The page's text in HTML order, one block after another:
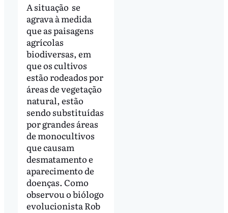
A situação se
agrava à medida
que as paisagens
agrícolas
biodiversas, em
que os cultivos
estão rodeados por
áreas de vegetação
natural, estão
sendo substituídas
por grandes áreas
de monocultivos
que causam
desmatamento e
aparecimento de
doenças. Como
observou o biólogo
evolucionista Rob